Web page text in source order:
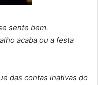
sente bem.
acaba ou a festa
das contas inativas do